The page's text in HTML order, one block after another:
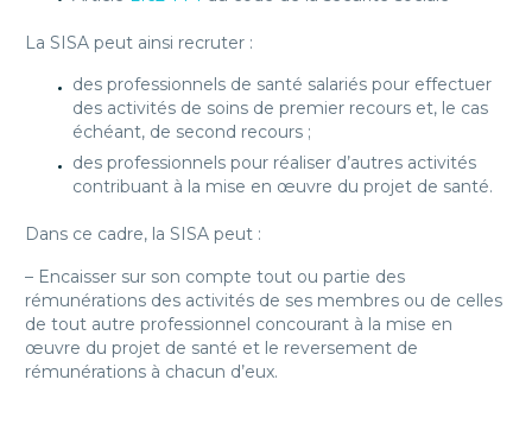
La SISA peut ainsi recruter :
des professionnels de santé salariés pour effectuer
des activités de soins de premier recours et, le cas
échéant, de second recours ;
des professionnels pour réaliser d’autres activités
contribuant à la mise en œuvre du projet de santé.
Dans ce cadre, la SISA peut :
– Encaisser sur son compte tout ou partie des
rémunérations des activités de ses membres ou de celles
de tout autre professionnel concourant à la mise en
œuvre du projet de santé et le reversement de
rémunérations à chacun d’eux.